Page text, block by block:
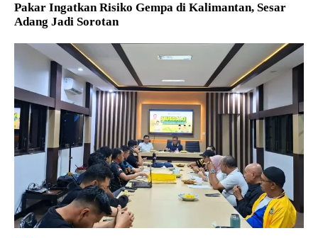
Pakar Ingatkan Risiko Gempa di Kalimantan, Sesar
Adang Jadi Sorotan